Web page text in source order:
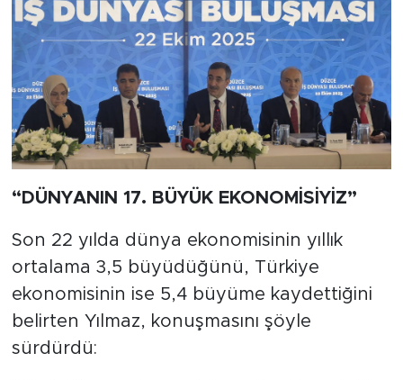
“DÜNYANIN 17. BÜYÜK EKONOMİSİYİZ”
Son 22 yılda dünya ekonomisinin yıllık
ortalama 3,5 büyüdüğünü, Türkiye
ekonomisinin ise 5,4 büyüme kaydettiğini
belirten Yılmaz, konuşmasını şöyle
sürdürdü: